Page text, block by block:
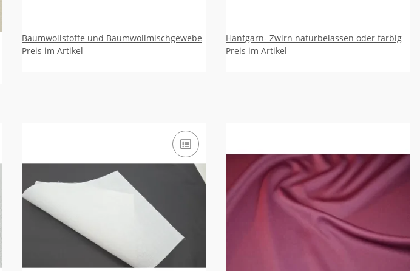
Baumwollstoffe und Baumwollmischgewebe
Preis im Artikel
Hanfgarn- Zwirn naturbelassen oder farbig
Preis im Artikel